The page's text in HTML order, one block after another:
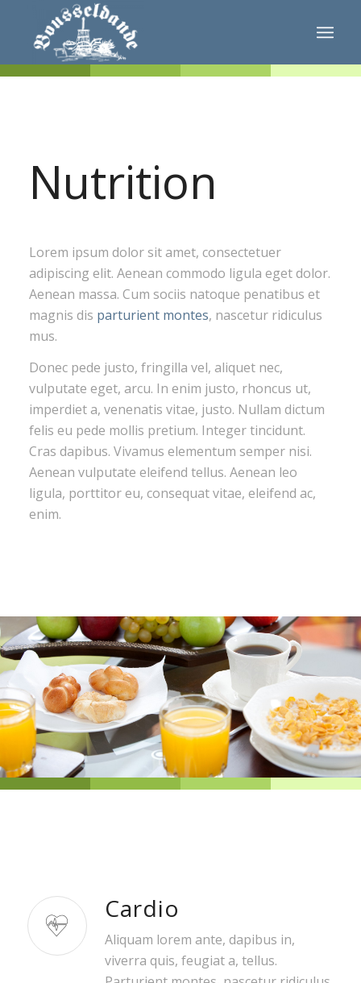
Nutrition
Lorem ipsum dolor sit amet, consectetuer
adipiscing elit. Aenean commodo ligula eget dolor.
Aenean massa. Cum sociis natoque penatibus et
magnis dis parturient montes, nascetur ridiculus
mus.
Donec pede justo, fringilla vel, aliquet nec,
vulputate eget, arcu. In enim justo, rhoncus ut,
imperdiet a, venenatis vitae, justo. Nullam dictum
felis eu pede mollis pretium. Integer tincidunt.
Cras dapibus. Vivamus elementum semper nisi.
Aenean vulputate eleifend tellus. Aenean leo
ligula, porttitor eu, consequat vitae, eleifend ac,
enim.
Cardio
Aliquam lorem ante, dapibus in,
viverra quis, feugiat a, tellus.